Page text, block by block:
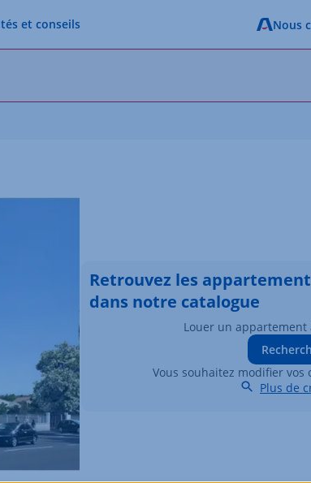
et conseils Nous
Retrouvez les
dans notre catalogue
Louer un appartement
Vous souhaitez modifier vos
Plus de